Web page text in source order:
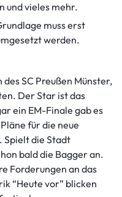
und vieles mehr.
muss erst
werden.
SC Preußen Münster,
Der Star ist das
ein EM-Finale gab es
für die neue
Spielt die Stadt
bald die Bagger an.
Forderungen an das
“Heute vor” blicken